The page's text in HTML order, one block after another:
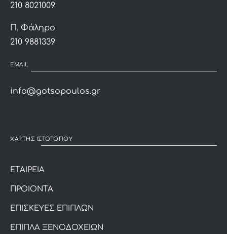
210 8021009
Π. Φάληρο
210 9881339
EMAIL
info@gotsopoulos.gr
ΧΑΡΤΗΣ ΙΣΤΟΤΟΠΟΥ
ΕΤΑΙΡΕΙΑ
ΠΡΟΙΟΝΤΑ
ΕΠΙΣΚΕΥΕΣ ΕΠΙΠΛΩΝ
ΕΠΙΠΛΑ ΞΕΝΟΔΟΧΕΙΩΝ